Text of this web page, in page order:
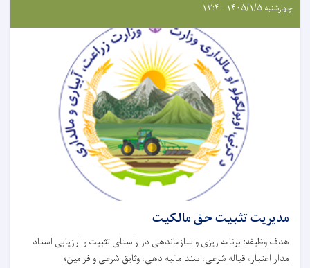
چهارشنبه ۱۴۰۵/۱/۵ - ۱۳:۴
مدیریت تثبیت حق مالکیت
هدف وظیفه: برنامه ریزی و سازماندهی در راستای تثبیت و ارزیابی اسناد
مدار اعتبار، قباله شرعی، سند مالیه دهی، وثایق شرعی و فرامین؛